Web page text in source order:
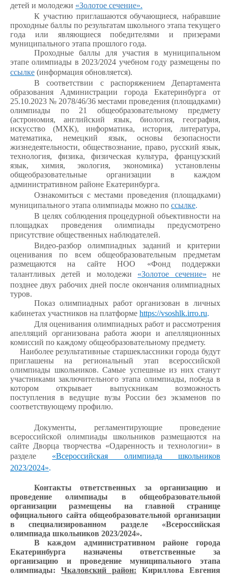
детей и молодежи «Золотое сечение».
К участию приглашаются обучающиеся, набравшие
проходные баллы по результатам школьного этапа текущего
года или являющиеся победителями и призерами
муниципального этапа прошлого года.
Проходные баллы для участия в муниципальном
этапе олимпиады в 2023/2024 учебном году размещены по
ссылке (информация обновляется).
В соответствии с распоряжением Департамента
образования Администрации города Екатеринбурга от
25.10.2023 № 2078/46/36 местами проведения (площадками)
олимпиады по 21 общеобразовательному предмету
(астрономия, английский язык, биология, география,
искусство (МХК), информатика, история, литература,
математика, немецкий язык, основы безопасности
жизнедеятельности, обществознание, право, русский язык,
технология, физика, физическая культура, французский
язык, химия, экология, экономика) установлены
общеобразовательные организации в каждом
административном районе Екатеринбурга.
Ознакомиться с местами проведения (площадками)
муниципального этапа олимпиады можно по ссылке.
В целях соблюдения процедурной объективности на
площадках проведения олимпиады предусмотрено
присутствие общественных наблюдателей.
Видео-разбор олимпиадных заданий и критерии
оценивания по всем общеобразовательным предметам
размещаются на сайте НОО «Фонд поддержки
талантливых детей и молодежи «Золотое сечение» не
позднее двух рабочих дней после окончания олимпиадных
туров.
Показ олимпиадных работ организован в личных
кабинетах участников на платформе https://vsoshlk.irro.ru.
Для оценивания олимпиадных работ и рассмотрения
апелляций организована работа жюри и апелляционных
комиссий по каждому общеобразовательному предмету.
Наиболее результативные старшеклассники города будут
приглашены на региональный этап всероссийской
олимпиады школьников. Самые успешные из них станут
участниками заключительного этапа олимпиады, победа в
котором открывает выпускникам возможность
поступления в ведущие вузы России без экзаменов по
соответствующему профилю.
Документы, регламентирующие проведение
всероссийской олимпиады школьников размещаются на
сайте Дворца творчества «Одаренность и технологии» в
разделе «Всероссийская олимпиада школьников
2023/2024».
Контакты ответственных за организацию и
проведение олимпиады в общеобразовательной
организации размещены на главной странице
официального сайта общеобразовательной организации
в специализированном разделе «Всероссийская
олимпиада школьников 2023/2024».
В каждом административном районе города
Екатеринбурга назначены ответственные за
организацию и проведение муниципального этапа
олимпиады: Чкаловский район: Кириллова Евгения